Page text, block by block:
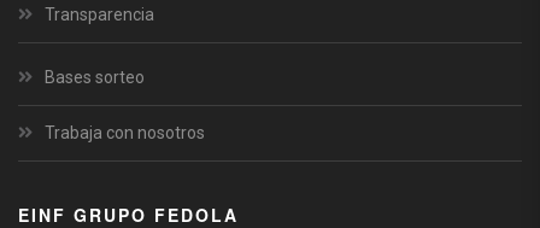
Transparencia
Bases sorteo
Trabaja con nosotros
EINF GRUPO FEDOLA